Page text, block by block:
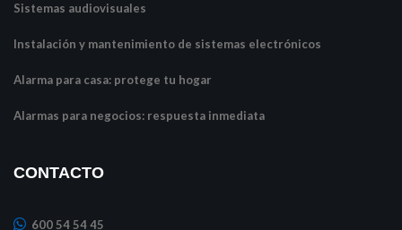
Sistemas audiovisuales
Instalación y mantenimiento de sistemas electrónicos
Alarma para casa: protege tu hogar
Alarmas para negocios: respuesta inmediata
CONTACTO
600 54 54 45